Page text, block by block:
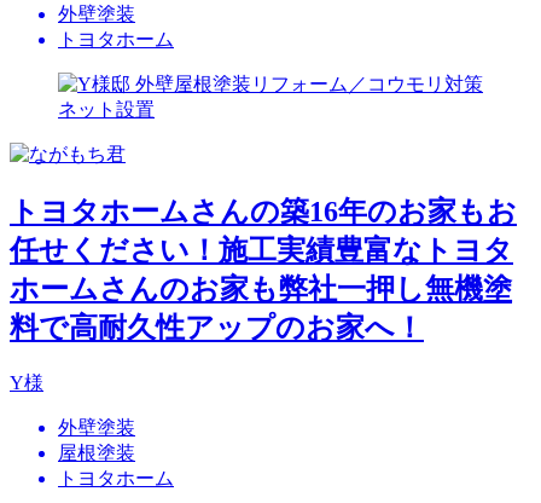
外壁塗装
トヨタホーム
トヨタホームさんの築16年のお家もお
任せください！施工実績豊富なトヨタ
ホームさんのお家も弊社一押し無機塗
料で高耐久性アップのお家へ！
Y様
外壁塗装
屋根塗装
トヨタホーム